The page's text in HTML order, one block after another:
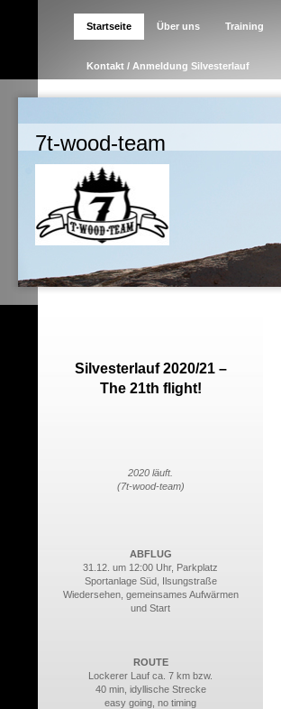
Startseite Über uns Training
Kontakt / Anmeldung Silvesterlauf
7t-wood-team
Silvesterlauf 2020/21 –
The 21th flight!
2020 läuft.
(7t-wood-team)
ABFLUG
31.12. um 12:00 Uhr, Parkplatz
Sportanlage Süd, Ilsungstraße
Wiedersehen, gemeinsames Aufwärmen
und Start
ROUTE
Lockerer Lauf ca. 7 km bzw.
40 min, idyllische Strecke
easy going, no timing